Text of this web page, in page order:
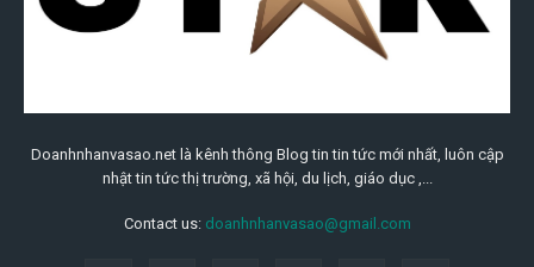
Doanhnhanvasao.net là kênh thông Blog tin tin tức mới nhất, luôn cập
nhật tin tức thị trường, xã hội, du lịch, giáo dục ,...
Contact us: doanhnhanvasao@gmail.com